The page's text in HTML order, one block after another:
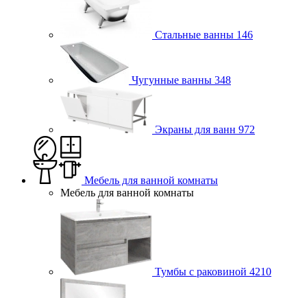
Стальные ванны 146
Чугунные ванны 348
Экраны для ванн 972
Мебель для ванной комнаты
Мебель для ванной комнаты
Тумбы с раковиной 4210